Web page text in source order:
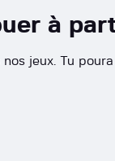
à
jeux. Tu